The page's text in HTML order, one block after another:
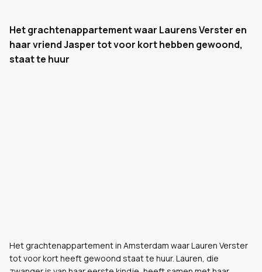
Het grachtenappartement waar Laurens Verster en
haar vriend Jasper tot voor kort hebben gewoond,
staat te huur
Het grachtenappartement in Amsterdam waar Lauren Verster
tot voor kort heeft gewoond staat te huur. Lauren, die